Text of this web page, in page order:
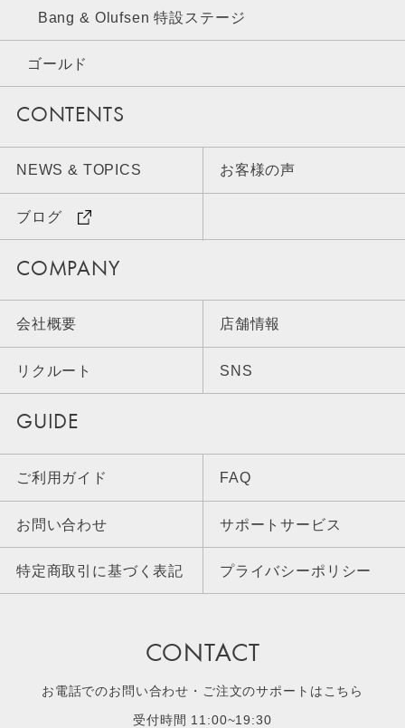
Bang & Olufsen 特設ステージ
ゴールド
CONTENTS
NEWS & TOPICS お客様の声
ブログ
COMPANY
会社概要 店舗情報
リクルート SNS
GUIDE
ご利用ガイド FAQ
お問い合わせ サポートサービス
特定商取引に基づく表記 プライバシーポリシー
CONTACT
お電話でのお問い合わせ・ご注文のサポートはこちら
受付時間 11:00~19:30